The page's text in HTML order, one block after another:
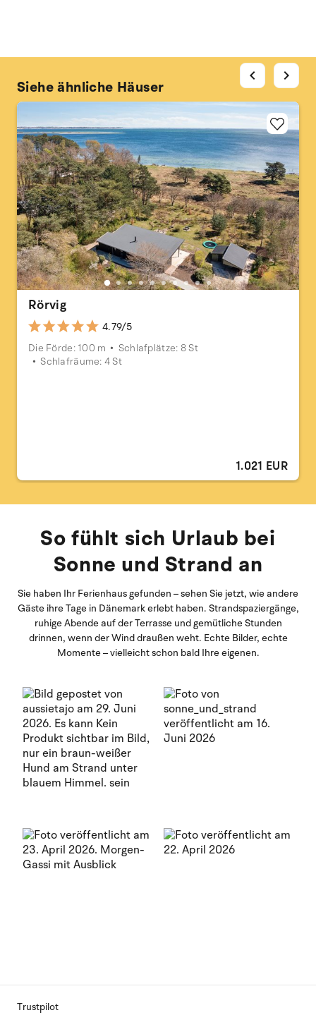
Siehe ähnliche Häuser
Rörvig
4.79/5
Die Förde: 100 m
Schlafplätze: 8 St
Schlafräume: 4 St
1.021 EUR
chevron_left chevron_right
So fühlt sich Urlaub bei
Sonne und Strand an
Sie haben Ihr Ferienhaus gefunden – sehen Sie jetzt, wie andere
Gäste ihre Tage in Dänemark erlebt haben. Strandspaziergänge,
ruhige Abende auf der Terrasse und gemütliche Stunden
drinnen, wenn der Wind draußen weht. Echte Bilder, echte
Momente – vielleicht schon bald Ihre eigenen.
Trustpilot